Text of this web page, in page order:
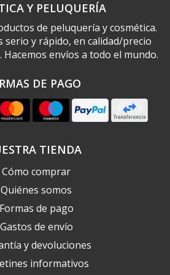
Y PELUQUERÍA
de peluquería y cosmética.
serio y rápido, en calidad/precio
envíos a todo el mundo.
DE PAGO
TIENDA
Cómo comprar
Quiénes somos
Formas de pago
Gastos de envío
y devoluciones
informativos